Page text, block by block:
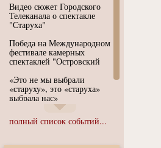
Видео сюжет Городского
Телеканала о спектакле
"Старуха"
Победа на Международном
фестивале камерных
спектаклей "Островский
«Это не мы выбрали
«старуху», это «старуха»
выбрала нас»
Иммерсивный спектакль
"Язык чистого полета
полный список событий...